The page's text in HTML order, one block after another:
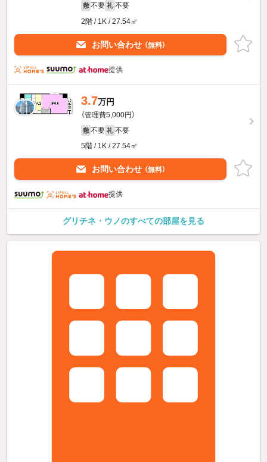
敷 不要 礼 不要
2階 / 1K / 27.54㎡
お問い合わせ （無料）
提供
3.7万円
（管理費5,000円）
敷 不要 礼 不要
5階 / 1K / 27.54㎡
お問い合わせ （無料）
提供
グリチネ・ウノのすべての部屋を見る